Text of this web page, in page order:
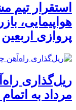
استقرار تیم
هواپیمایی،
پروازی اربعین
ریل‌گذاری
مرداد به